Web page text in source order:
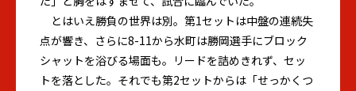
とはいえ勝負の世界は別。第1セットは中盤の連続失
点が響き、さらに8-11から水町は勝岡選手にブロック
シャットを浴びる場面も。リードを詰めきれず、セッ
トを落とした。それでも第2セットからは「せっかくつ